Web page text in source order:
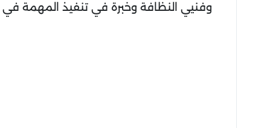
وفنيي النظافة وخبرة في تنفيذ المهمة